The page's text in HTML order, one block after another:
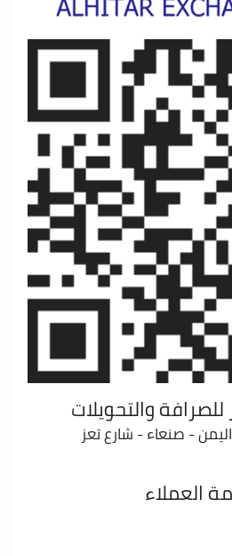
والتحويلات
- صنعاء - شارع تعز
العملاء